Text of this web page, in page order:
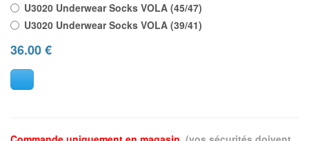
U3020 Underwear Socks VOLA (45/47)
U3020 Underwear Socks VOLA (39/41)
36.00€